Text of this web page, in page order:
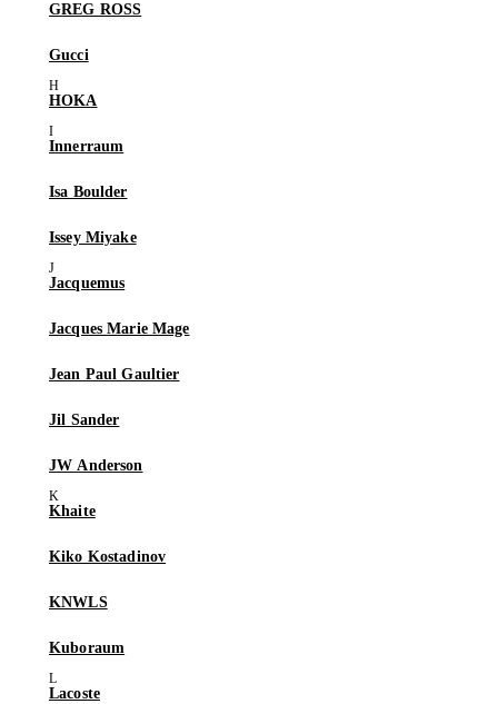
GREG ROSS
Gucci
HOKA
Innerraum
Isa Boulder
Issey Miyake
Jacquemus
Jacques Marie Mage
Jean Paul Gaultier
Jil Sander
JW Anderson
Khaite
Kiko Kostadinov
KNWLS
Kuboraum
Lacoste